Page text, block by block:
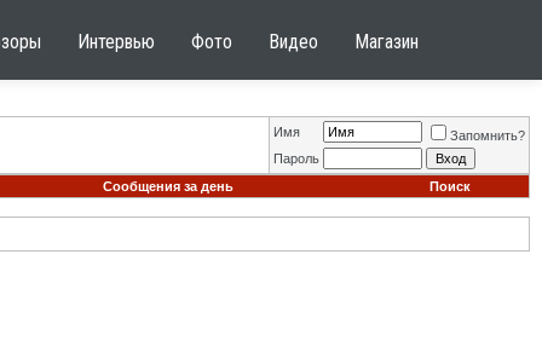
Интервью Фото Видео Магазин
Имя
Запомнить?
Пароль
Сообщения за день Поиск